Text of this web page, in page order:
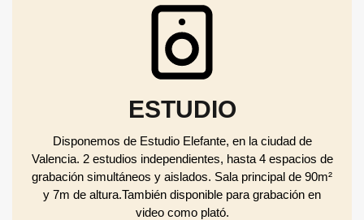
ESTUDIO
Disponemos de Estudio Elefante, en la ciudad de
Valencia. 2 estudios independientes, hasta 4 espacios de
grabación simultáneos y aislados. Sala principal de 90m²
y 7m de altura.También disponible para grabación en
video como plató.